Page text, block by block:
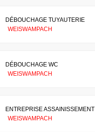
DÉBOUCHAGE TUYAUTERIE
WEISWAMPACH
DÉBOUCHAGE WC
WEISWAMPACH
ENTREPRISE ASSAINISSEMENT
WEISWAMPACH